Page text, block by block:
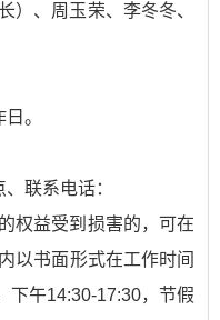
）、周玉荣、李冬冬、
。
联系电话：
权益受到损害的，可在
以书面形式在工作时间
下午14:30-17:30，节假